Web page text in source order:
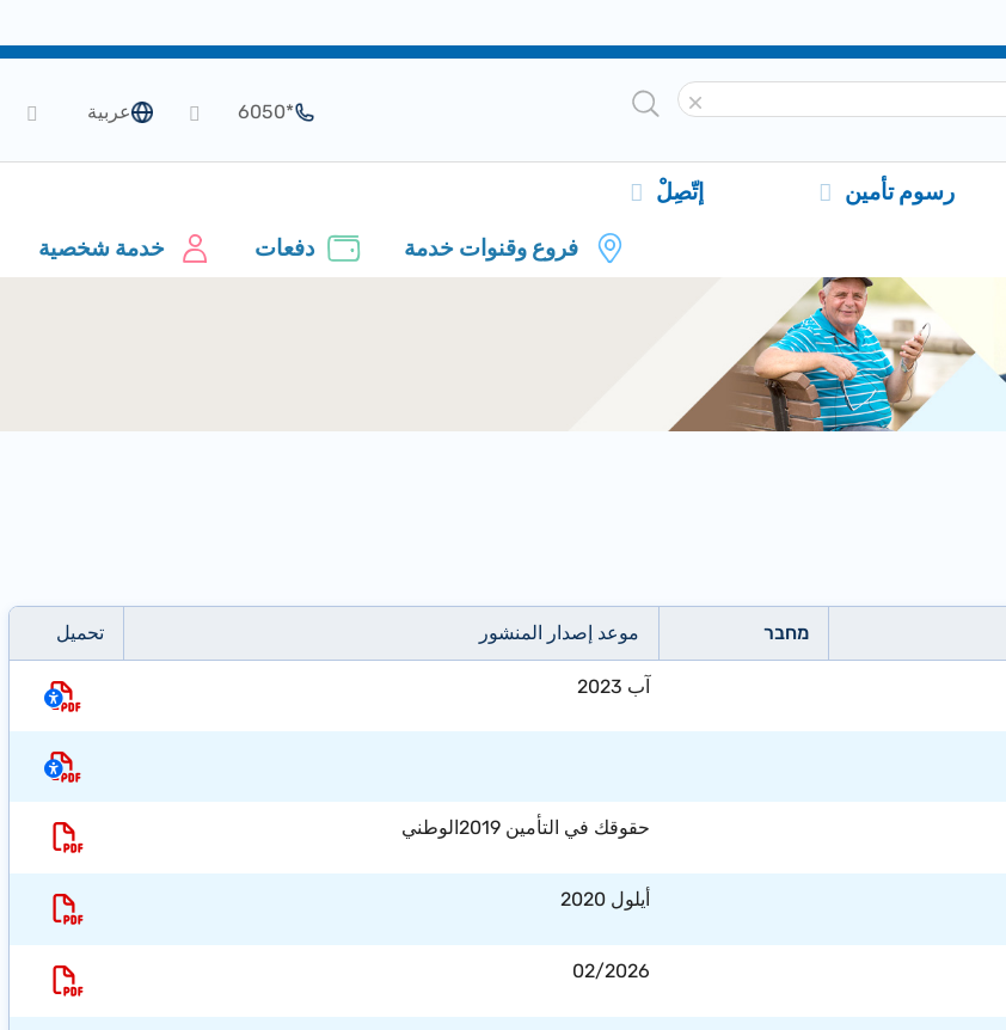
عربية *6050
رسوم تأمين إتّصِلْ
فروع وقنوات خدمة دفعات خدمة شخصية
מחבר موعد إصدار المنشور تحميل
آب 2023
حقوقك في التأمين 2019الوطني
أيلول 2020
02/2026